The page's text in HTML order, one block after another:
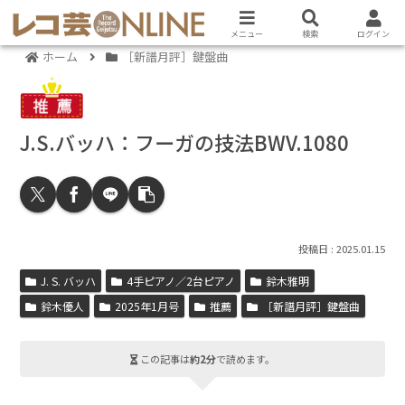
ホーム ［新譜月評］鍵盤曲
J.S.バッハ：フーガの技法BWV.1080
2025.01.15
J. S. バッハ 4手ピアノ／2台ピアノ
鈴木雅明
鈴木優人
2025年1月号 推薦 ［新譜月評］鍵盤曲
この記事は約2分で読めます。
メニュー 検索 ログイン